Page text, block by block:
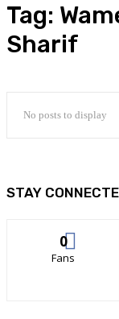
Tag:
Sharif
No posts to display
STAY
0
Fans